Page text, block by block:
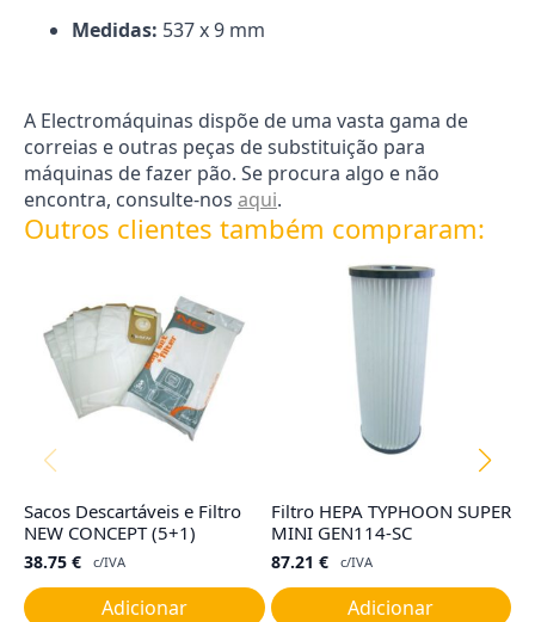
Medidas: 537 x 9 mm
A Electromáquinas dispõe de uma vasta gama de
correias e outras peças de substituição para
máquinas de fazer pão. Se procura algo e não
encontra, consulte-nos aqui.
Outros clientes também compraram:
Sacos Descartáveis e Filtro
NEW CONCEPT (5+1)
38.75 € c/IVA
Adicionar
Filtro HEPA TYPHOON SUPER
MINI GEN114-SC
87.21 € c/IVA
Adicionar